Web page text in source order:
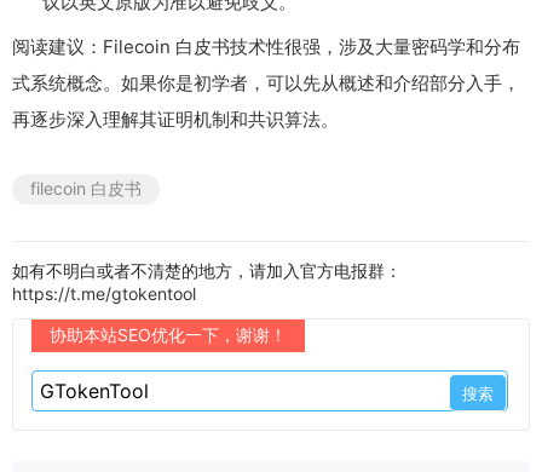
阅读建议：Filecoin 白皮书技术性很强，涉及大量密码学和分布
式系统概念。如果你是初学者，可以先从概述和介绍部分入手，
再逐步深入理解其证明机制和共识算法。
filecoin 白皮书
如有不明白或者不清楚的地方，请加入官方电报群：
https://t.me/gtokentool
协助本站SEO优化一下，谢谢！